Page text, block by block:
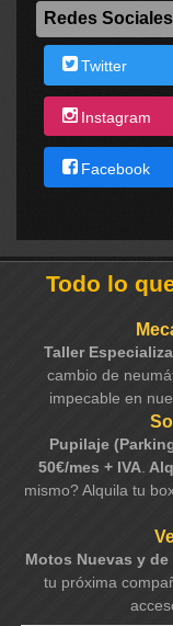
Redes Sociales
Twitter
Instagram
Facebook
Todo lo
Taller
cambio de
impecable en
Pupilaje
50€/mes + IVA.
mismo? Alquila tu
Motos Nuevas y
tu próxima